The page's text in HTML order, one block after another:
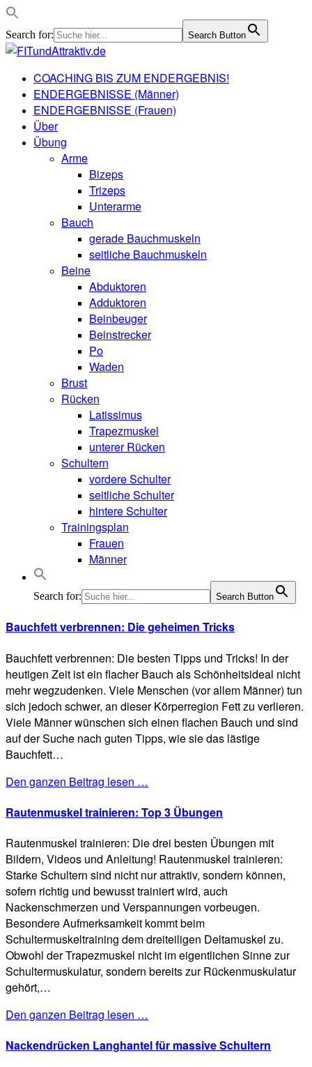
Search for: Search Button
COACHING BIS ZUM ENDERGEBNIS!
ENDERGEBNISSE (Männer)
ENDERGEBNISSE (Frauen)
Über
Übung
Arme
Bizeps
Trizeps
Unterarme
Bauch
gerade Bauchmuskeln
seitliche Bauchmuskeln
Beine
Abduktoren
Adduktoren
Beinbeuger
Beinstrecker
Po
Waden
Brust
Rücken
Latissimus
Trapezmuskel
unterer Rücken
Schultern
vordere Schulter
seitliche Schulter
hintere Schulter
Trainingsplan
Frauen
Männer
Search for: Search Button
Bauchfett verbrennen: Die geheimen Tricks
Bauchfett verbrennen: Die besten Tipps und Tricks! In der
heutigen Zeit ist ein flacher Bauch als Schönheitsideal nicht
mehr wegzudenken. Viele Menschen (vor allem Männer) tun
sich jedoch schwer, an dieser Körperregion Fett zu verlieren.
Viele Männer wünschen sich einen flachen Bauch und sind
auf der Suche nach guten Tipps, wie sie das lästige
Bauchfett…
Den ganzen Beitrag lesen …
Rautenmuskel trainieren: Top 3 Übungen
Rautenmuskel trainieren: Die drei besten Übungen mit
Bildern, Videos und Anleitung! Rautenmuskel trainieren:
Starke Schultern sind nicht nur attraktiv, sondern können,
sofern richtig und bewusst trainiert wird, auch
Nackenschmerzen und Verspannungen vorbeugen.
Besondere Aufmerksamkeit kommt beim
Schultermuskeltraining dem dreiteiligen Deltamuskel zu.
Obwohl der Trapezmuskel nicht im eigentlichen Sinne zur
Schultermuskulatur, sondern bereits zur Rückenmuskulatur
gehört,…
Den ganzen Beitrag lesen …
Nackendrücken Langhantel für massive Schultern